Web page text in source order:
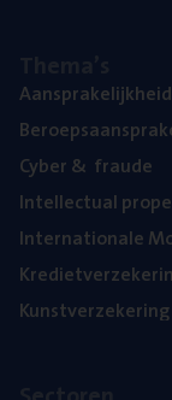
Aan­spra­ke­lijk­heid
Cyber& fraude
Intel­lec­tu­al
Inter­na­ti­o­na­le
Kunst­ver­ze­ke­ring